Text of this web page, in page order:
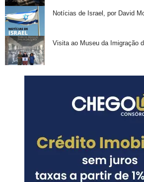
Notícias de Israel, por David
Visita ao Museu da Imigração